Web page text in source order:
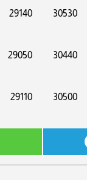
30530
29140
30440
29050
30500
29110